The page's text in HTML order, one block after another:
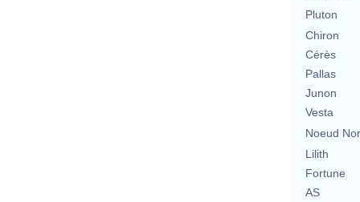
Pluton
Chiron
Cérès
Pallas
Junon
Vesta
Noeud
Lilith
Fortune
AS